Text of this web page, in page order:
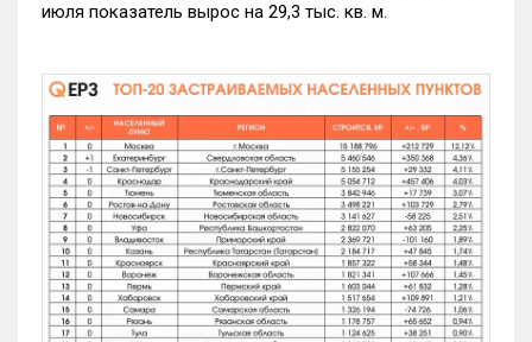
июля показатель вырос на 29,3 тыс. кв. м.